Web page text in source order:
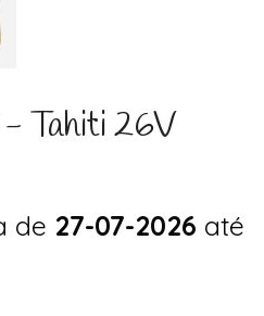
Tahiti 26V
de 27-07-2026 até